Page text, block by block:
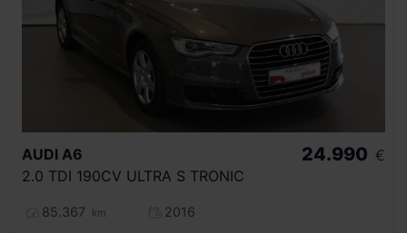
AUDI A6
2.0 TDI 190CV ULTRA S TRONIC
85.367 km
2016
24.990 €